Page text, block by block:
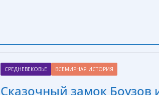
СРЕДНЕВЕКОВЬЕ ВСЕМИРНАЯ ИСТОРИЯ
Сказочный замок Боузов